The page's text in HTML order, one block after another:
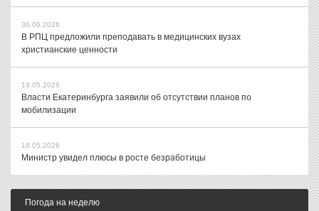
30.06.2026
В РПЦ предложили преподавать в медицинских вузах
христианские ценности
19.05.2026
Власти Екатеринбурга заявили об отсутствии планов по
мобилизации
18.05.2026
Министр увидел плюсы в росте безработицы
Погода на неделю